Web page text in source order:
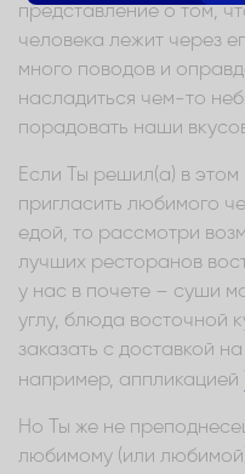
представление о том,
человека лежит через
много поводов и
насладиться чем-то
порадовать наши
Если Ты решил(а) в этом
пригласить любимого
едой, то рассмотри
лучших ресторанов
у нас в почете – суши
углу, блюда восточной
заказать с доставкой
например, аппликацией
Но Ты же не
любимому (или